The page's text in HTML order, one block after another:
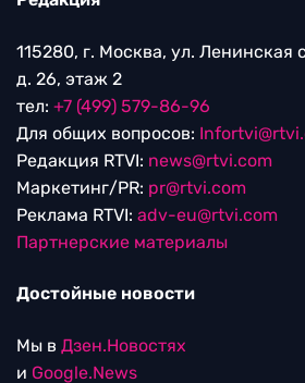
115280, г. Москва, ул. Ленинская
д. 26, этаж 2
тел: +7 (499) 579-86-96
Для общих вопросов:
Редакция RTVI: news@rtvi.com
Маркетинг/PR: pr@rtvi.com
Реклама RTVI: adv-eu@rtvi.com
Партнерские материалы
Достойные новости
Мы в Дзен.Новостях
и Google.News